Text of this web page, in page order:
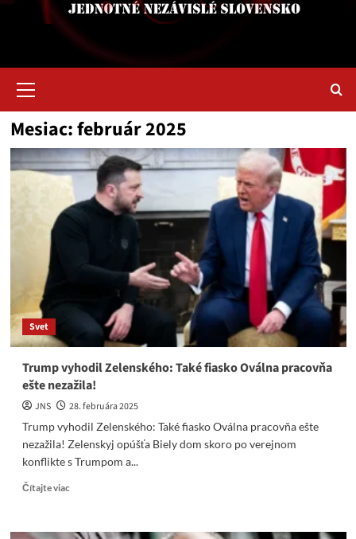
Menu
Mesiac:február 2025
Svet
Trump vyhodil Zelenského: Také fiasko Oválna pracovňa
ešte nezažila!
JNS
28. februára 2025
Trump vyhodil Zelenského: Také fiasko Oválna pracovňa ešte
nezažila! Zelenskyj opúšťa Biely dom skoro po verejnom
konflikte s Trumpom a...
Čítajte viacRead
Trump